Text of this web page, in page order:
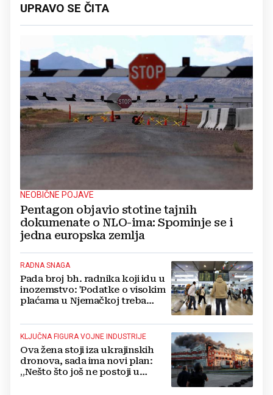
UPRAVO SE ČITA
NEOBIČNE POJAVE
Pentagon objavio stotine tajnih
dokumenate o NLO-ima: Spominje se i
jedna europska zemlja
RADNA SNAGA
Pada broj bh. radnika koji idu u
inozemstvo: 'Podatke o visokim
plaćama u Njemačkoj treba
KLJUČNA FIGURA VOJNE INDUSTRIJE
Ova žena stoji iza ukrajinskih
dronova, sada ima novi plan:
„Nešto što još ne postoji u